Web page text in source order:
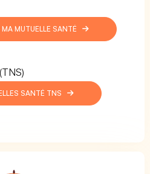
MUTUELLE SANTÉ
SANTÉ TNS